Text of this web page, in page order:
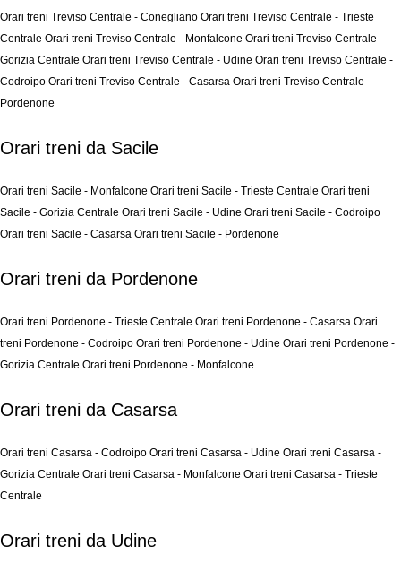
Orari treni Treviso Centrale - Conegliano Orari treni Treviso Centrale - Trieste
Centrale Orari treni Treviso Centrale - Monfalcone Orari treni Treviso Centrale -
Gorizia Centrale Orari treni Treviso Centrale - Udine Orari treni Treviso Centrale -
Codroipo Orari treni Treviso Centrale - Casarsa Orari treni Treviso Centrale -
Pordenone
Orari treni da Sacile
Orari treni Sacile - Monfalcone Orari treni Sacile - Trieste Centrale Orari treni
Sacile - Gorizia Centrale Orari treni Sacile - Udine Orari treni Sacile - Codroipo
Orari treni Sacile - Casarsa Orari treni Sacile - Pordenone
Orari treni da Pordenone
Orari treni Pordenone - Trieste Centrale Orari treni Pordenone - Casarsa Orari
treni Pordenone - Codroipo Orari treni Pordenone - Udine Orari treni Pordenone -
Gorizia Centrale Orari treni Pordenone - Monfalcone
Orari treni da Casarsa
Orari treni Casarsa - Codroipo Orari treni Casarsa - Udine Orari treni Casarsa -
Gorizia Centrale Orari treni Casarsa - Monfalcone Orari treni Casarsa - Trieste
Centrale
Orari treni da Udine